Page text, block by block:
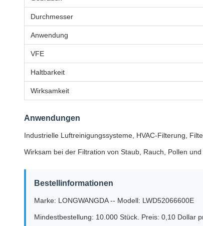
Durchmesser
Anwendung
VFE
Haltbarkeit
Wirksamkeit
Anwendungen
Industrielle Luftreinigungssysteme, HVAC-Filterung,
Wirksam bei der Filtration von Staub, Rauch, Pollen
Bestellinformationen
Marke: LONGWANGDA -- Modell: LWD52066600E
Mindestbestellung: 10.000 Stück. Preis: 0,10 Dollar